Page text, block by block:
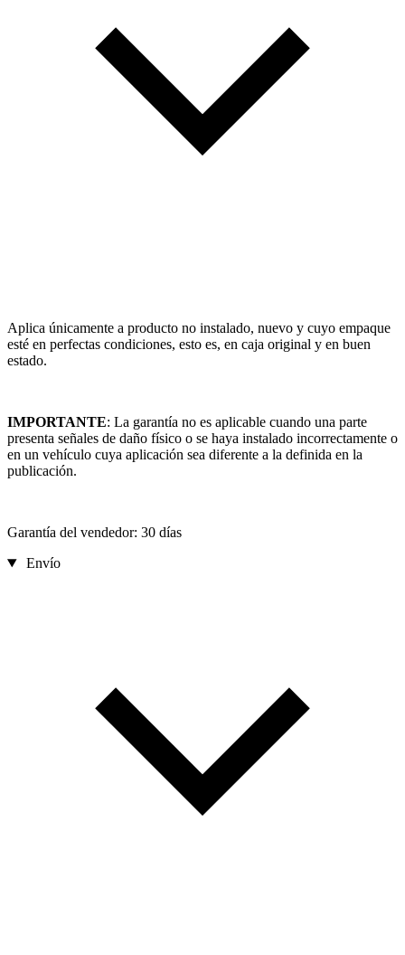
Aplica únicamente a producto no instalado, nuevo y cuyo empaque
esté en perfectas condiciones, esto es, en caja original y en buen
estado.
IMPORTANTE: La garantía no es aplicable cuando una parte
presenta señales de daño físico o se haya instalado incorrectamente o
en un vehículo cuya aplicación sea diferente a la definida en la
publicación.
Garantía del vendedor: 30 días
Envío